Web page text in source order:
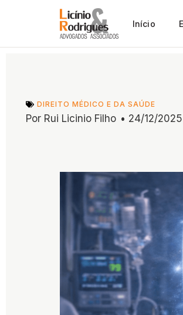
Início
DIREITO MÉDICO E DA SAÚDE
Por Rui Licinio Filho • 24/12/2025